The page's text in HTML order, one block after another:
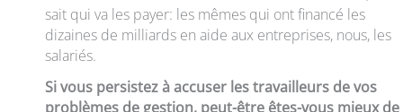
sait qui va les payer: les mêmes qui ont financé les
dizaines de milliards en aide aux entreprises, nous, les
salariés.
Si vous persistez à accuser les travailleurs de vos
problèmes de gestion, peut-être êtes-vous mieux de